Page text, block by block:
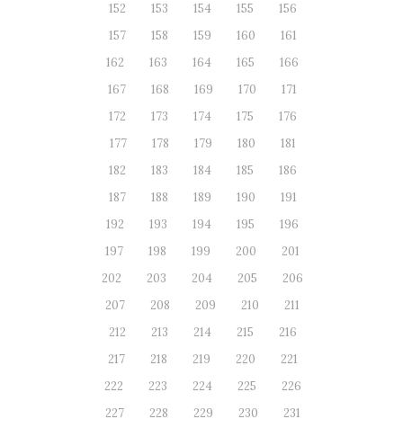
152
153 154 155
156
157
158 159 160
161
162
163 164 165
166
167
168 169 170
171
172
173 174 175
176
177
178 179 180
181
182
183 184 185
186
187
188 189 190
191
192
193 194 195
196
197
198 199 200
201
202
203 204 205
206
207
208 209 210
211
212
213 214 215
216
217
218 219 220
221
222
223 224 225
226
227
228 229 230
231